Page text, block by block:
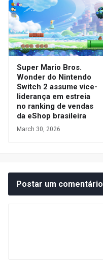
Super Mario Bros.
Wonder do Nintendo
Switch 2 assume vice-
liderança em estreia
no ranking de vendas
da eShop brasileira
March 30, 2026
Postar um comentário